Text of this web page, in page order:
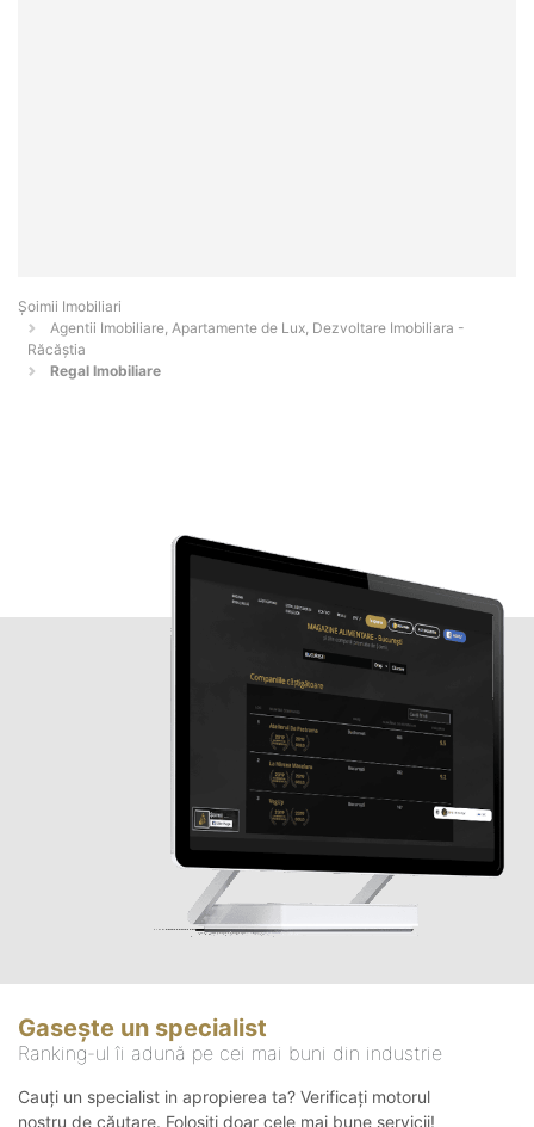
Șoimii Imobiliari
Agentii Imobiliare, Apartamente de Lux, Dezvoltare Imobiliara -
Răcăştia
Regal Imobiliare
Gasește un specialist
Ranking-ul îi adună pe cei mai buni din industrie
Cauți un specialist in apropierea ta? Verificați motorul
nostru de căutare. Folosiți doar cele mai bune servicii!